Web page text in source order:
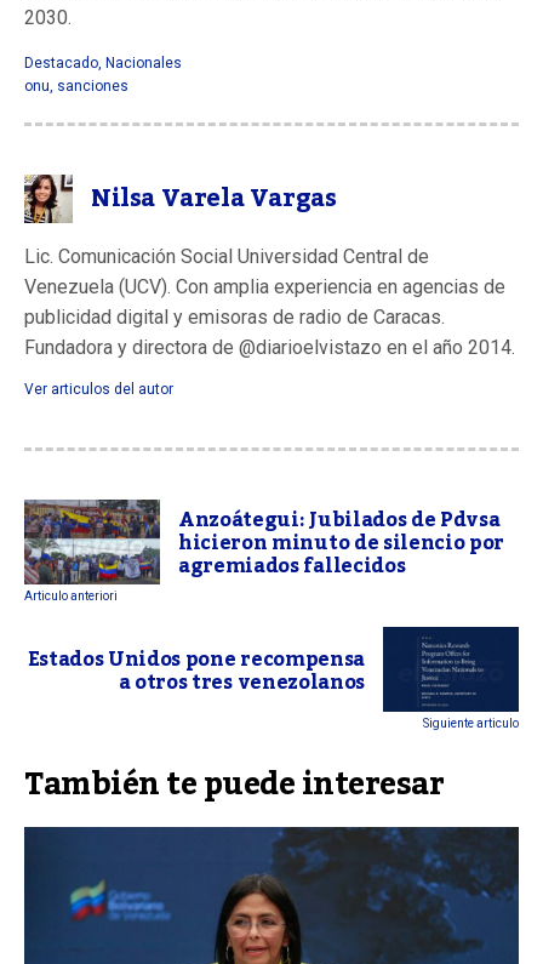
2030.
Destacado, Nacionales
onu, sanciones
Nilsa Varela Vargas
Lic. Comunicación Social Universidad Central de
Venezuela (UCV). Con amplia experiencia en agencias de
publicidad digital y emisoras de radio de Caracas.
Fundadora y directora de @diarioelvistazo en el año 2014.
Ver articulos del autor
Anzoátegui: Jubilados de Pdvsa
hicieron minuto de silencio por
agremiados fallecidos
Articulo anteriori
Estados Unidos pone recompensa
a otros tres venezolanos
Siguiente articulo
También te puede interesar